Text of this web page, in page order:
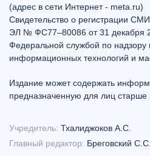
(адрес в сети Интернет - meta.ru)
Свидетельство о регистрации
ЭЛ № ФС77–80086 от 31 декабря
Федеральной службой по надзору
информационных технологий и
Издание может содержать
предназначенную для лиц старше
Учредитель: Тхалиджоков А.С.
Главный редактор: Бреговский С.С.